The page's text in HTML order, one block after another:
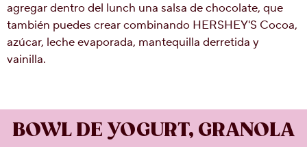
agregar dentro del lunch una salsa de chocolate, que
también puedes crear combinando HERSHEY'S Cocoa,
azúcar, leche evaporada, mantequilla derretida y
vainilla.
BOWL DE YOGURT, GRANOLA